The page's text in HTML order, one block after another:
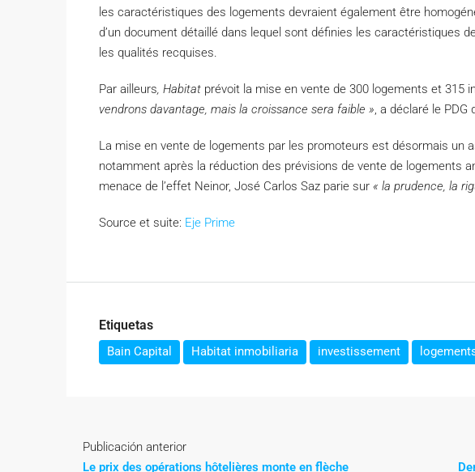
les caractéristiques des logements devraient également être
d’un document détaillé dans lequel sont définies les caractéristiques
les qualités recquises.
Par ailleurs , Habitat prévoit la mise en vente de 300 logements et 315
vendrons davantage, mais la croissance sera faible » , a déclaré le PDG
La mise en vente de logements par les promoteurs est désormais un
notamment après la réduction des prévisions de vente de logements
menace de l’effet Neinor, José Carlos Saz parie sur « la prudence, la
Source et suite: Eje Prime
Etiquetas
Bain Capital Habitat inmobiliaria investissement
Publicación anterior
Le prix des opérations hôtelières monte en flèche